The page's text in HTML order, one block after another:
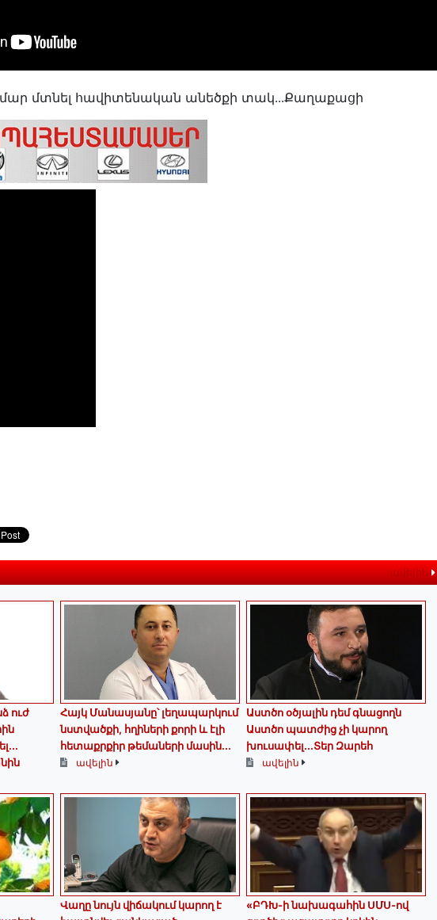
մտնել հավիտենական անեծքի տակ․․․Քաղաքացի
ավելին
ուժ
Հայկ Մանասյանը՝ լեղապարկում
նստվածքի, հղիների քորի և էլի
հետաքրքիր թեմաների մասին․․․
ավելին
Աստծո օծյալին դեմ գնացողն
Աստծո պատժից չի կարող
խուսափել․․․Տեր Զարեհ
ավելին
Վաղը նույն վիճակում կարող է
«ԲԴԽ-ի նախագահին ՍՄՍ-ով